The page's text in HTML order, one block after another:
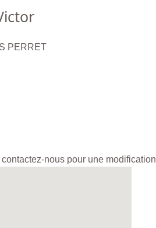
PERRET
nous pour une modification